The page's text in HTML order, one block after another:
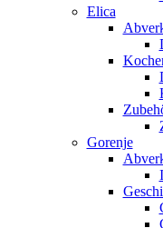
Elica
Gorenje